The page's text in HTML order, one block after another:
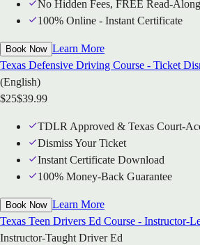
No Hidden Fees, FREE Read-Along
100% Online - Instant Certificate
Book Now Learn More
Texas Defensive Driving Course - Ticket
(English)
$25$39.99
TDLR Approved & Texas Court-
Dismiss Your Ticket
Instant Certificate Download
100% Money-Back Guarantee
Book Now Learn More
Texas Teen Drivers Ed Course - Instructor-
Instructor-Taught Driver Ed